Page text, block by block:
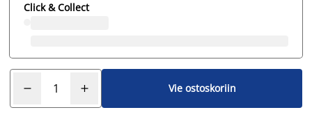
Click & Collect
Vie ostoskoriin